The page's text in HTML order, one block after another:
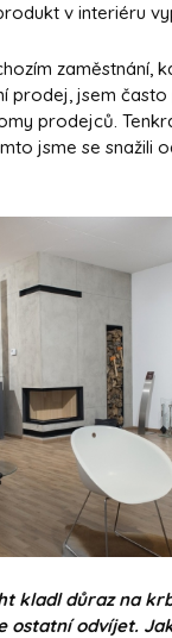
v interiéru
zaměstnání,
prodej, jsem často
prodejců.
jsme se snažili
kladl důraz na
ostatní odvíjet.